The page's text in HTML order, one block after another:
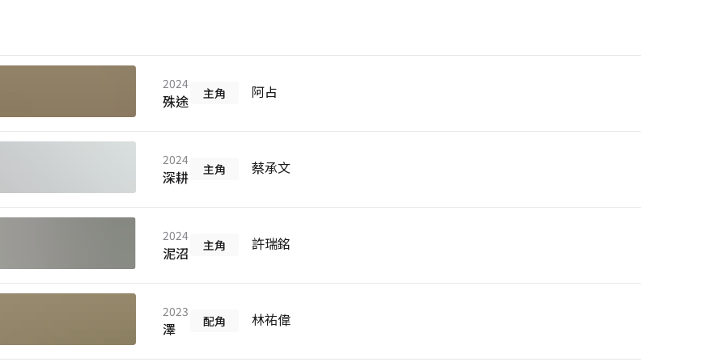
2024
殊途 主角 阿占
2024
深耕 主角 蔡承文
2024
泥沼 主角 許瑞銘
2023
澤 配角 林祐偉